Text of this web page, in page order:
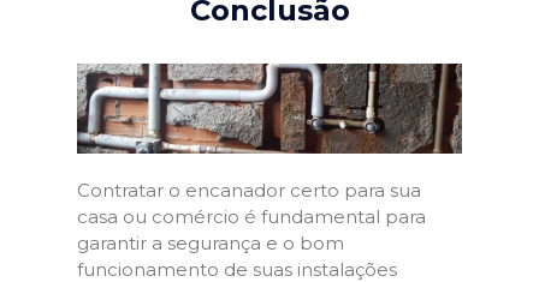
Conclusão
Contratar o encanador certo para sua
casa ou comércio é fundamental para
garantir a segurança e o bom
funcionamento de suas instalações